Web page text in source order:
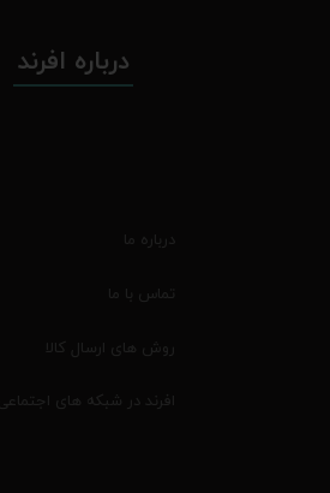
درباره افرند
درباره ما
تماس با ما
روش های ارسال کالا
افرند در شبکه های اجتماعی